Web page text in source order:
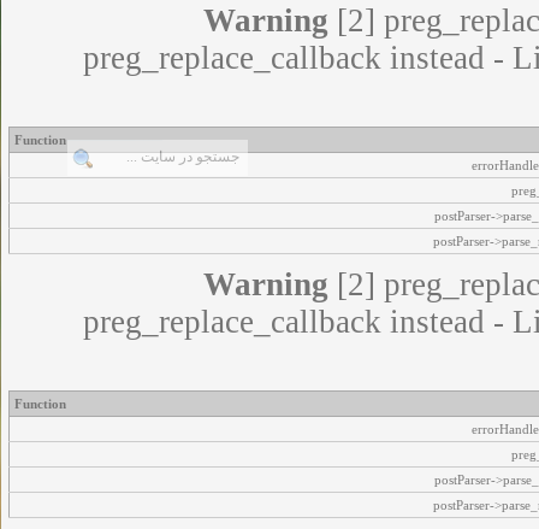
Warning [2]
preg_replace_callback instead -
Function
postParser-
postParser-
Warning [2]
preg_replace_callback instead -
Function
postParser-
postParser-